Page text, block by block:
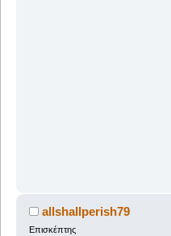
allshallperish79
Επισκέπτης